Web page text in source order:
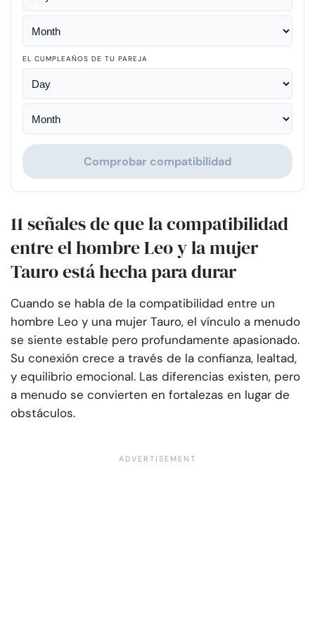
EL CUMPLEAÑOS DE TU PAREJA
Comprobar compatibilidad
11 señales de que la compatibilidad
entre el hombre Leo y la mujer
Tauro está hecha para durar
Cuando se habla de la compatibilidad entre un
hombre Leo y una mujer Tauro, el vínculo a menudo
se siente estable pero profundamente apasionado.
Su conexión crece a través de la confianza, lealtad,
y equilibrio emocional. Las diferencias existen, pero
a menudo se convierten en fortalezas en lugar de
obstáculos.